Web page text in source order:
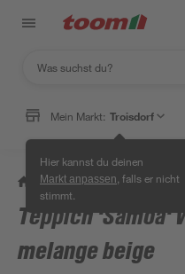
Mein Markt: Troisdorf
Hier kannst du deinen
Markt anpassen , falls er nicht
stimmt.
/ Wohnen & Haushalt /
Teppich 'Samoa'
melange beige